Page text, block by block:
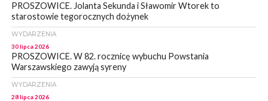
PROSZOWICE. Jolanta Sekunda i Sławomir Wtorek to
starostowie tegorocznych dożynek
WYDARZENIA
30 lipca 2026
PROSZOWICE. W 82. rocznicę wybuchu Powstania
Warszawskiego zawyją syreny
WYDARZENIA
28 lipca 2026